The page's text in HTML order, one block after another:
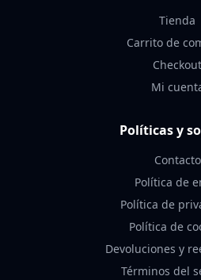
Tienda
Carrito de
Checkout
Mi
Políticas y
Contacto
Política de
Política de
Política de
Devoluciones y
Términos del